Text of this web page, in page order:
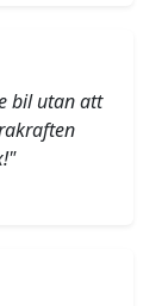
bil utan att